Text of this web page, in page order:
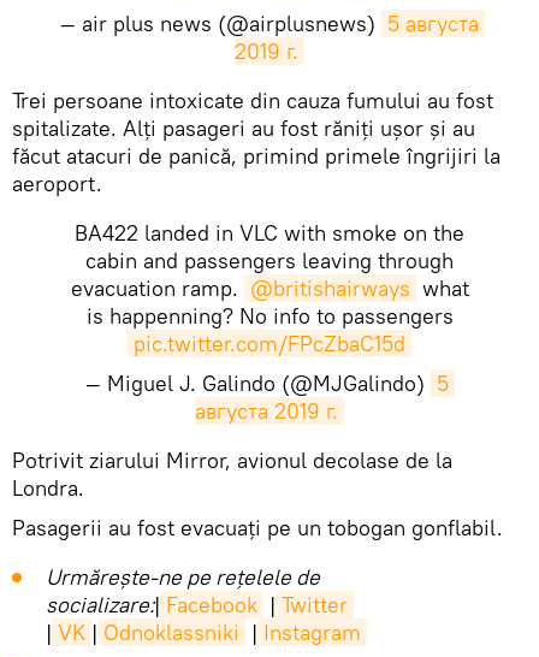
— air plus news (@airplusnews) 5 августа
2019 г.
​Trei persoane intoxicate din cauza fumului au fost
spitalizate. Alți pasageri au fost răniţi uşor și au
făcut atacuri de panică, primind primele îngrijiri la
aeroport.
BA422 landed in VLC with smoke on the
cabin and passengers leaving through
evacuation ramp. @britishairways what
is happenning? No info to passengers
pic.twitter.com/FPcZbaC15d
— Miguel J. Galindo (@MJGalindo) 5
августа 2019 г.
​Potrivit ziarului Mirror, avionul decolase de la
Londra.
Pasagerii au fost evacuați pe un tobogan gonflabil.
Urmărește-ne pe rețelele de
socializare:| Facebook | Twitter
| VK | Odnoklassniki | Instagram